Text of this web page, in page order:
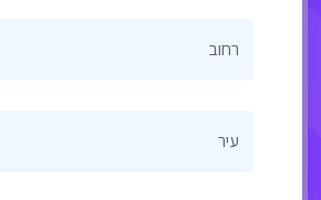
רחוב
עיר